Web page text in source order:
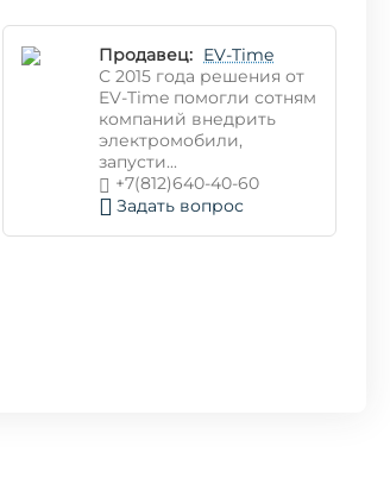
Продавец: EV-Time
С 2015 года решения от
EV-Time помогли сотням
компаний внедрить
электромобили,
запусти...
+7(812)640-40-60
Задать вопрос